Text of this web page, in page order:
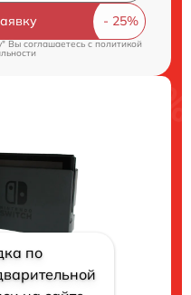
Вы соглашаетесь c политикой
по